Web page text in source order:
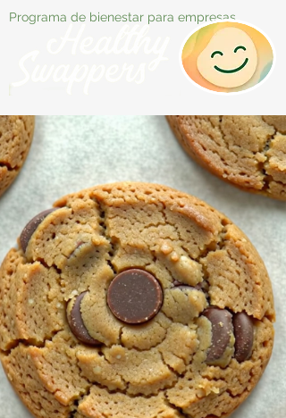
Programa de bienestar para empresas